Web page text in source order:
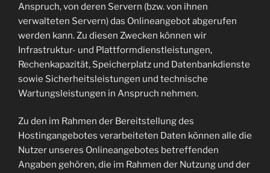
Anspruch, von deren Servern (bzw. von ihnen
verwalteten Servern) das Onlineangebot abgerufen
werden kann. Zu diesen Zwecken können wir
Infrastruktur- und Plattformdienstleistungen,
Rechenkapazität, Speicherplatz und Datenbankdienste
sowie Sicherheitsleistungen und technische
Wartungsleistungen in Anspruch nehmen.
Zu den im Rahmen der Bereitstellung des
Hostingangebotes verarbeiteten Daten können alle die
Nutzer unseres Onlineangebotes betreffenden
Angaben gehören, die im Rahmen der Nutzung und der